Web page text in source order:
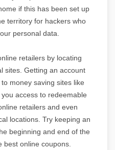
if this has been set up
territory for hackers who
personal data.
retailers by locating
sites. Getting an account
money saving sites like
access to redeemable
retailers and even
locations. Try keeping an
beginning and end of the
best online coupons.